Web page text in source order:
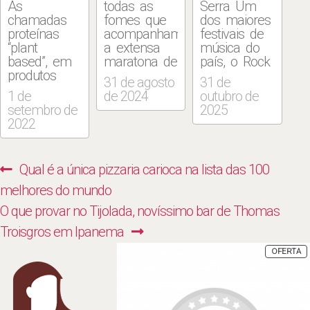
As
chamadas
proteínas
“plant
based”, em
produtos
que imitam
textura e
sabor das
carnes
constituídos
industrialmente
de vegetais,
estarão
presentes
para os
vegano e
vegetariano
no Rock in
1 de
setembro de
2022
todas as
fomes que
acompanham
a extensa
maratona de
shows do
Rock in Rio,
que chega
megaevento,
a chef
Heaven
Delhaye
desenvolveu
cardápio
31 de agosto
de 2024
Serra Um
dos maiores
festivais de
música do
país, o Rock
The
Mountain
retorna a
Itaipava, na
fins de
outubro a 2
novembro e
de 7 a 9 de
um ano, o
31 de
outubro de
2025
Navegação
de
Post
Previous
post:
Qual é a única pizzaria carioca na lista das 100
melhores do mundo
Next
post:
O que provar no Tijolada, novíssimo bar de Thomas
Troisgros em Ipanema
OFERTA